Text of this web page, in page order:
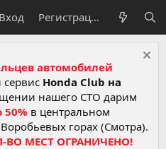
Вход Регистрация
автомобилей
Honda Club на
нашего СТО дарим
50% в центральном
горах (Смотра).
ВО МЕСТ ОГРАНИЧЕНО!